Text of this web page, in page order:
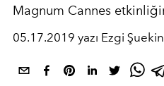
Magnum Cannes
05.17.2019 yazı Ezgi